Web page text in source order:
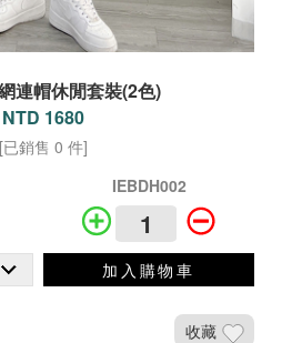
連帽休閒套裝(2色)
NTD 1680
[已銷售 0 件]
IEBDH002
加入購物車
收藏